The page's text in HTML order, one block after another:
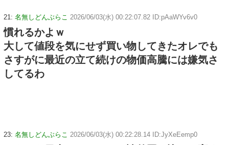
21: 名無しどんぶらこ 2026/06/03(水) 00:22:07.82 ID:pAaWYv6v0
慣れるかよｗ
大して値段を気にせず買い物してきたオレでも
さすがに最近の立て続けの物価高騰には嫌気さ
してるわ
23: 名無しどんぶらこ 2026/06/03(水) 00:22:28.14 ID:JyXeEemp0